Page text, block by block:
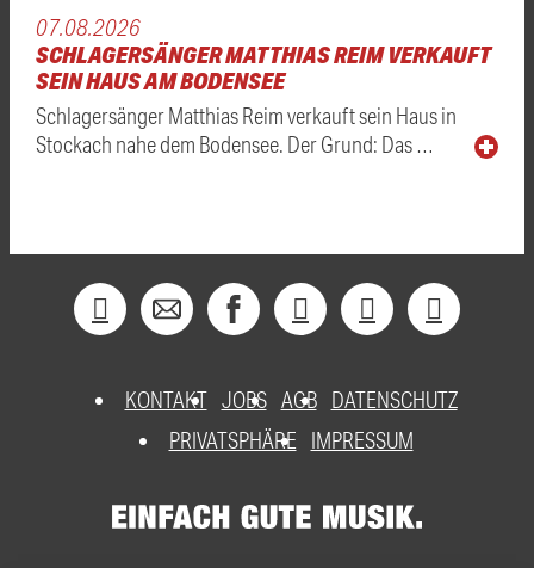
07.08.2026
SCHLAGERSÄNGER MATTHIAS REIM VERKAUFT
SEIN HAUS AM BODENSEE
Schlagersänger Matthias Reim verkauft sein Haus in
Stockach nahe dem Bodensee. Der Grund: Das …
KONTAKT JOBS AGB DATENSCHUTZ
PRIVATSPHÄRE
IMPRESSUM